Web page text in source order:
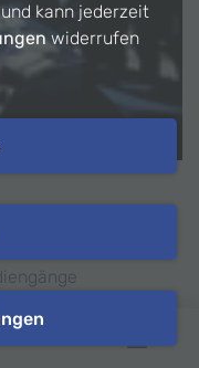
kann jederzeit
widerrufen